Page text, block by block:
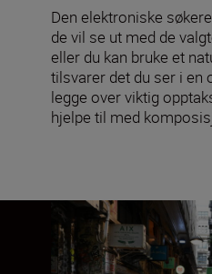
Den elektroniske
de vil se ut med de
eller du kan bruke et
tilsvarer det du ser i en
legge over viktig
hjelpe til med